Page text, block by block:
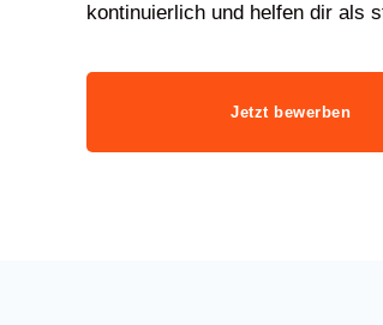
kontinuierlich und helfen dir als
Jetzt bewerben